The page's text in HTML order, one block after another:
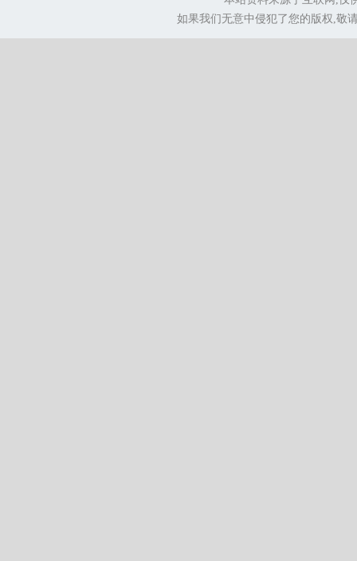
如果我们无意中侵犯了您的版权,敬